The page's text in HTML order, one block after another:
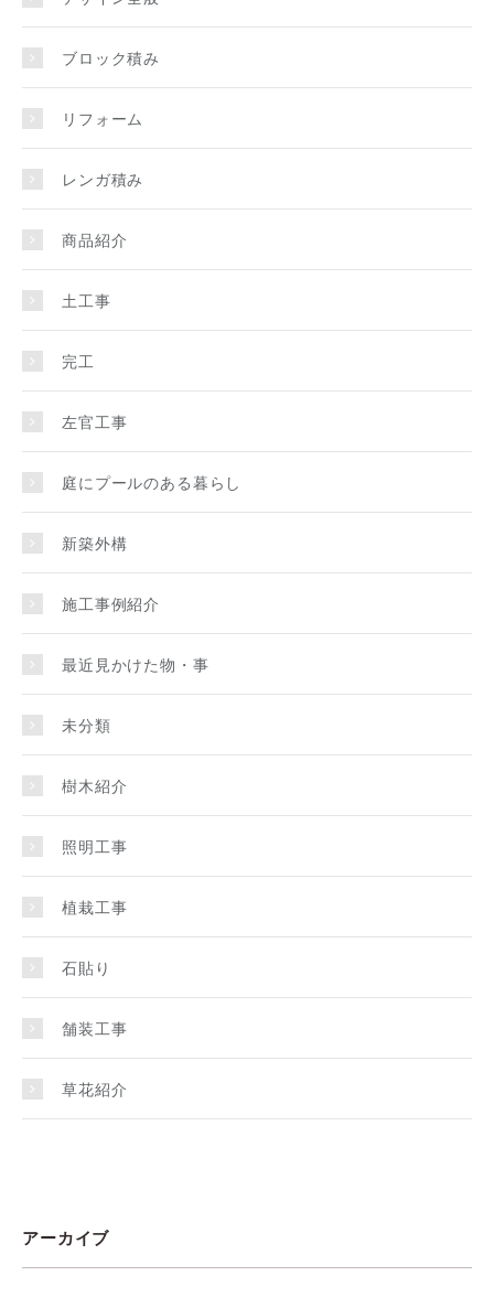
ブロック積み
リフォーム
レンガ積み
商品紹介
土工事
完工
左官工事
庭にプールのある暮らし
新築外構
施工事例紹介
最近見かけた物・事
未分類
樹木紹介
照明工事
植栽工事
石貼り
舗装工事
草花紹介
アーカイブ